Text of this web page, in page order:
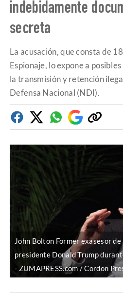
indebidamente
secreta
La acusación, que consta de
Espionaje, lo expone a
la transmisión y retención
Defensa Nacional (NDI).
FacebookTwitterWhatsapp
Google
Discover
Copiar
enlace
John Bolton Former exasesor
presidente Donald Trump
ZUMAPRESS.com / Cordon